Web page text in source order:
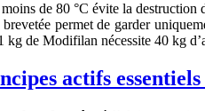
de 80 °C évite la destruction
brevetée permet de garder
kg de Modifilan nécessite 40 kg
actifs essentiels